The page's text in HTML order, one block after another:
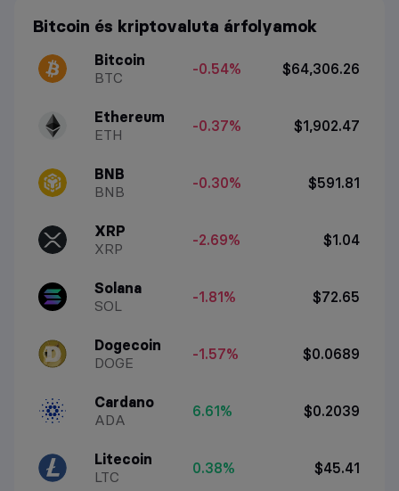
Bitcoin és kriptovaluta árfolyamok
Bitcoin
BTC
-0.54% $64,306.26
Ethereum
ETH
-0.37% $1,902.47
BNB
BNB
-0.30% $591.81
XRP
XRP
-2.69% $1.04
Solana
SOL
-1.81% $72.65
Dogecoin
DOGE
-1.57% $0.0689
Cardano
ADA
6.61% $0.2039
Litecoin
LTC
0.38% $45.41